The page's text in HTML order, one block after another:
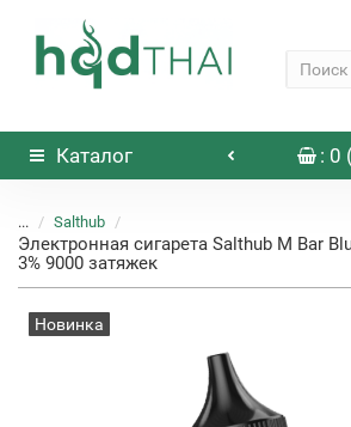
Каталог : 0
... Salthub
Электронная сигарета Salthub M Bar
3% 9000 затяжек
Новинка